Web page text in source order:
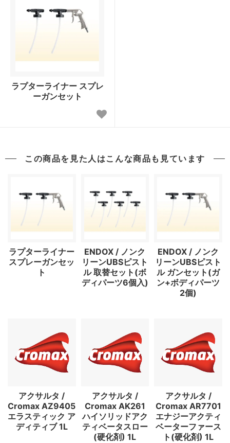
ラプターライナー スプレ
ーガンセット
この商品を見た人はこんな商品も見ています
ラプターライナー
スプレーガンセッ
ト
ENDOX / ノンク
リーンUBSピスト
ル 取替セット(ボ
ディパーツ6個入)
ENDOX / ノンク
リーンUBSピスト
ル ガンセット(ガ
ン+ボディパーツ
2個)
アクサルタ /
Cromax AZ9405
エラスティック ア
ディティブ 1L
アクサルタ /
Cromax AK261
ハイソリッドアク
ティベータスロー
(硬化剤) 1L
アクサルタ /
Cromax AR7701
エナジーアクティ
ベーターファース
ト(硬化剤) 1L